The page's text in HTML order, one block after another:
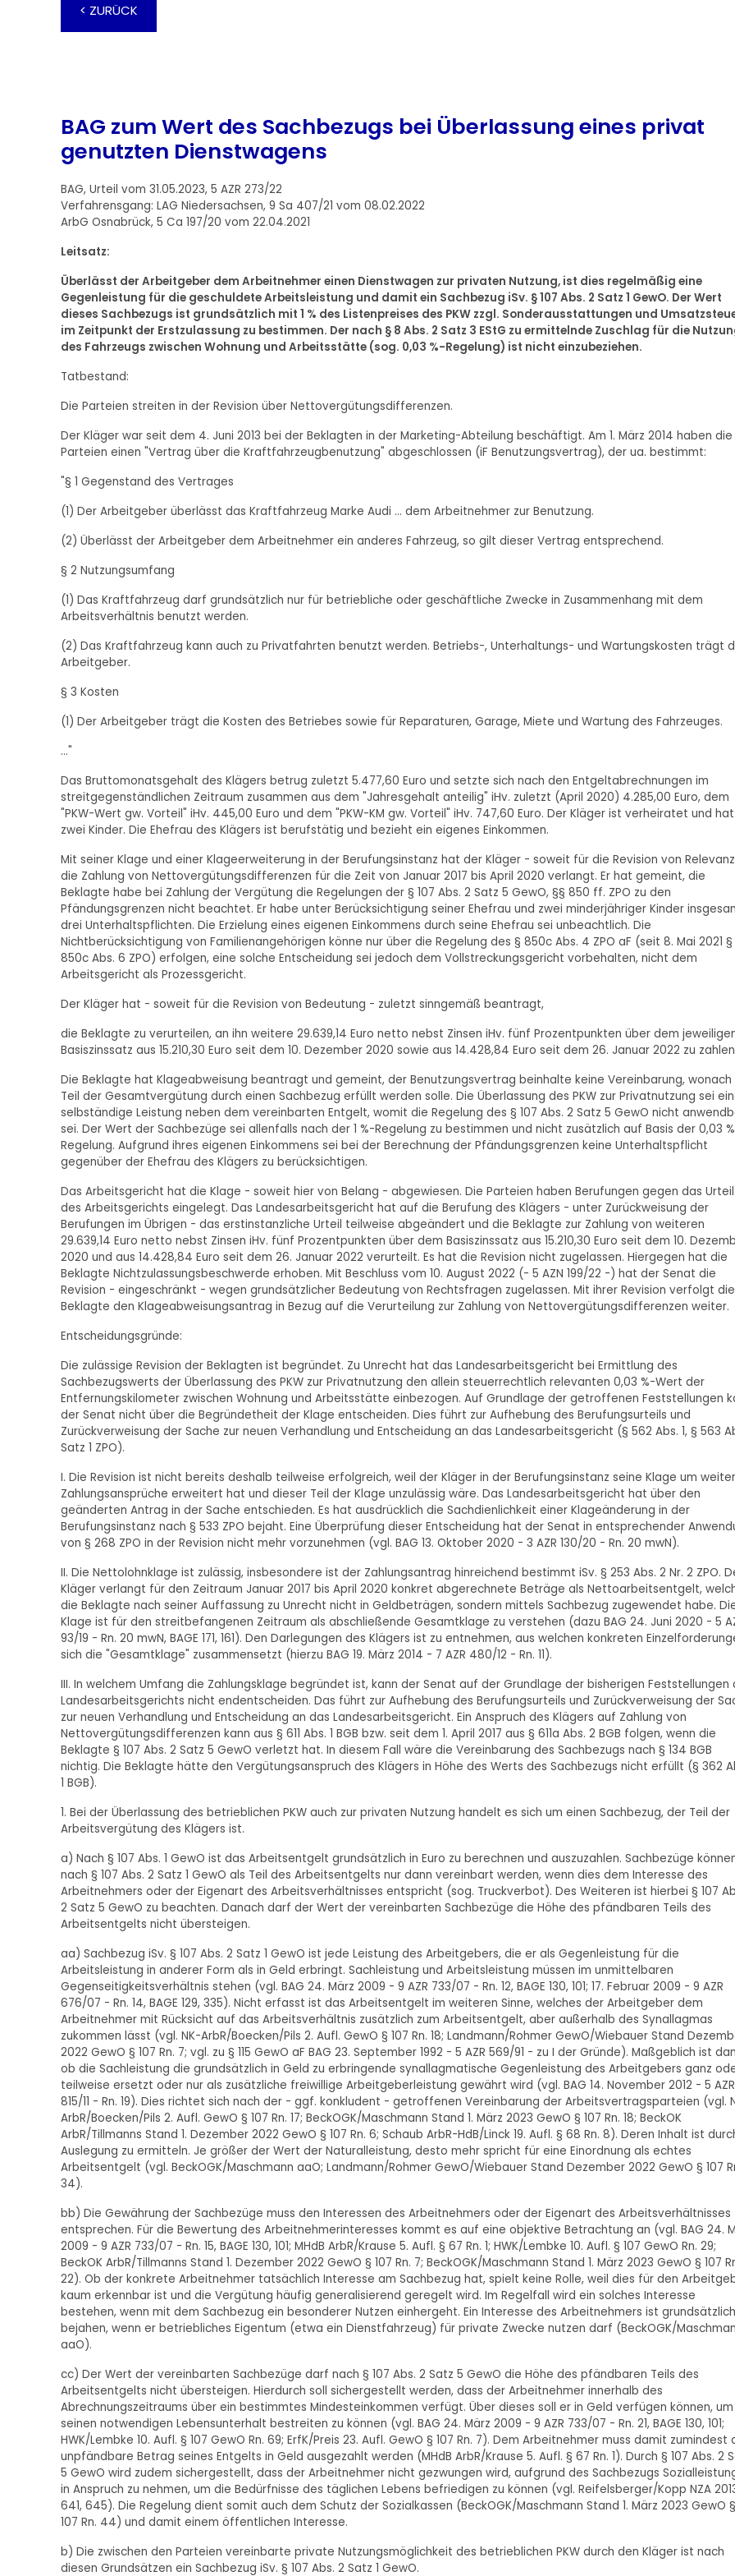
< ZURÜCK
BAG zum Wert des Sachbezugs bei Überlassung eines privat
genutzten Dienstwagens
BAG, Urteil vom 31.05.2023, 5 AZR 273/22
Verfahrensgang: LAG Niedersachsen, 9 Sa 407/21 vom 08.02.2022
ArbG Osnabrück, 5 Ca 197/20 vom 22.04.2021
Leitsatz:
Überlässt der Arbeitgeber dem Arbeitnehmer einen Dienstwagen zur privaten Nutzung, ist dies regelmäßig eine
Gegenleistung für die geschuldete Arbeitsleistung und damit ein Sachbezug iSv. § 107 Abs. 2 Satz 1 GewO. Der Wert
dieses Sachbezugs ist grundsätzlich mit 1 % des Listenpreises des PKW zzgl. Sonderausstattungen und
im Zeitpunkt der Erstzulassung zu bestimmen. Der nach § 8 Abs. 2 Satz 3 EStG zu ermittelnde Zuschlag für die
des Fahrzeugs zwischen Wohnung und Arbeitsstätte (sog. 0,03 %-Regelung) ist nicht einzubeziehen.
Tatbestand:
Die Parteien streiten in der Revision über Nettovergütungsdifferenzen.
Der Kläger war seit dem 4. Juni 2013 bei der Beklagten in der Marketing-Abteilung beschäftigt. Am 1. März 2014 haben die
Parteien einen "Vertrag über die Kraftfahrzeugbenutzung" abgeschlossen (iF Benutzungsvertrag), der ua. bestimmt:
"§ 1 Gegenstand des Vertrages
(1) Der Arbeitgeber überlässt das Kraftfahrzeug Marke Audi ... dem Arbeitnehmer zur Benutzung.
(2) Überlässt der Arbeitgeber dem Arbeitnehmer ein anderes Fahrzeug, so gilt dieser Vertrag entsprechend.
§ 2 Nutzungsumfang
(1) Das Kraftfahrzeug darf grundsätzlich nur für betriebliche oder geschäftliche Zwecke in Zusammenhang mit dem
Arbeitsverhältnis benutzt werden.
(2) Das Kraftfahrzeug kann auch zu Privatfahrten benutzt werden. Betriebs-, Unterhaltungs- und Wartungskosten trägt
Arbeitgeber.
§ 3 Kosten
(1) Der Arbeitgeber trägt die Kosten des Betriebes sowie für Reparaturen, Garage, Miete und Wartung des Fahrzeuges.
..."
Das Bruttomonatsgehalt des Klägers betrug zuletzt 5.477,60 Euro und setzte sich nach den Entgeltabrechnungen im
streitgegenständlichen Zeitraum zusammen aus dem "Jahresgehalt anteilig" iHv. zuletzt (April 2020) 4.285,00 Euro, dem
"PKW-Wert gw. Vorteil" iHv. 445,00 Euro und dem "PKW-KM gw. Vorteil" iHv. 747,60 Euro. Der Kläger ist verheiratet und hat
zwei Kinder. Die Ehefrau des Klägers ist berufstätig und bezieht ein eigenes Einkommen.
Mit seiner Klage und einer Klageerweiterung in der Berufungsinstanz hat der Kläger - soweit für die Revision von
die Zahlung von Nettovergütungsdifferenzen für die Zeit von Januar 2017 bis April 2020 verlangt. Er hat gemeint, die
Beklagte habe bei Zahlung der Vergütung die Regelungen der § 107 Abs. 2 Satz 5 GewO, §§ 850 ff. ZPO zu den
Pfändungsgrenzen nicht beachtet. Er habe unter Berücksichtigung seiner Ehefrau und zwei minderjähriger Kinder
drei Unterhaltspflichten. Die Erzielung eines eigenen Einkommens durch seine Ehefrau sei unbeachtlich. Die
Nichtberücksichtigung von Familienangehörigen könne nur über die Regelung des § 850c Abs. 4 ZPO aF (seit 8. Mai 2021 §
850c Abs. 6 ZPO) erfolgen, eine solche Entscheidung sei jedoch dem Vollstreckungsgericht vorbehalten, nicht dem
Arbeitsgericht als Prozessgericht.
Der Kläger hat - soweit für die Revision von Bedeutung - zuletzt sinngemäß beantragt,
die Beklagte zu verurteilen, an ihn weitere 29.639,14 Euro netto nebst Zinsen iHv. fünf Prozentpunkten über dem
Basiszinssatz aus 15.210,30 Euro seit dem 10. Dezember 2020 sowie aus 14.428,84 Euro seit dem 26. Januar 2022 zu
Die Beklagte hat Klageabweisung beantragt und gemeint, der Benutzungsvertrag beinhalte keine Vereinbarung, wonach
Teil der Gesamtvergütung durch einen Sachbezug erfüllt werden solle. Die Überlassung des PKW zur Privatnutzung sei
selbständige Leistung neben dem vereinbarten Entgelt, womit die Regelung des § 107 Abs. 2 Satz 5 GewO nicht
sei. Der Wert der Sachbezüge sei allenfalls nach der 1 %-Regelung zu bestimmen und nicht zusätzlich auf Basis der 0,03
Regelung. Aufgrund ihres eigenen Einkommens sei bei der Berechnung der Pfändungsgrenzen keine Unterhaltspflicht
gegenüber der Ehefrau des Klägers zu berücksichtigen.
Das Arbeitsgericht hat die Klage - soweit hier von Belang - abgewiesen. Die Parteien haben Berufungen gegen das Urteil
des Arbeitsgerichts eingelegt. Das Landesarbeitsgericht hat auf die Berufung des Klägers - unter Zurückweisung der
Berufungen im Übrigen - das erstinstanzliche Urteil teilweise abgeändert und die Beklagte zur Zahlung von weiteren
29.639,14 Euro netto nebst Zinsen iHv. fünf Prozentpunkten über dem Basiszinssatz aus 15.210,30 Euro seit dem 10.
2020 und aus 14.428,84 Euro seit dem 26. Januar 2022 verurteilt. Es hat die Revision nicht zugelassen. Hiergegen hat die
Beklagte Nichtzulassungsbeschwerde erhoben. Mit Beschluss vom 10. August 2022 (- 5 AZN 199/22 -) hat der Senat die
Revision - eingeschränkt - wegen grundsätzlicher Bedeutung von Rechtsfragen zugelassen. Mit ihrer Revision verfolgt die
Beklagte den Klageabweisungsantrag in Bezug auf die Verurteilung zur Zahlung von Nettovergütungsdifferenzen weiter.
Entscheidungsgründe:
Die zulässige Revision der Beklagten ist begründet. Zu Unrecht hat das Landesarbeitsgericht bei Ermittlung des
Sachbezugswerts der Überlassung des PKW zur Privatnutzung den allein steuerrechtlich relevanten 0,03 %-Wert der
Entfernungskilometer zwischen Wohnung und Arbeitsstätte einbezogen. Auf Grundlage der getroffenen Feststellungen
der Senat nicht über die Begründetheit der Klage entscheiden. Dies führt zur Aufhebung des Berufungsurteils und
Zurückverweisung der Sache zur neuen Verhandlung und Entscheidung an das Landesarbeitsgericht (§ 562 Abs. 1, § 563
Satz 1 ZPO).
I. Die Revision ist nicht bereits deshalb teilweise erfolgreich, weil der Kläger in der Berufungsinstanz seine Klage um
Zahlungsansprüche erweitert hat und dieser Teil der Klage unzulässig wäre. Das Landesarbeitsgericht hat über den
geänderten Antrag in der Sache entschieden. Es hat ausdrücklich die Sachdienlichkeit einer Klageänderung in der
Berufungsinstanz nach § 533 ZPO bejaht. Eine Überprüfung dieser Entscheidung hat der Senat in entsprechender
von § 268 ZPO in der Revision nicht mehr vorzunehmen (vgl. BAG 13. Oktober 2020 - 3 AZR 130/20 - Rn. 20 mwN).
II. Die Nettolohnklage ist zulässig, insbesondere ist der Zahlungsantrag hinreichend bestimmt iSv. § 253 Abs. 2 Nr. 2 ZPO.
Kläger verlangt für den Zeitraum Januar 2017 bis April 2020 konkret abgerechnete Beträge als Nettoarbeitsentgelt,
die Beklagte nach seiner Auffassung zu Unrecht nicht in Geldbeträgen, sondern mittels Sachbezug zugewendet habe.
Klage ist für den streitbefangenen Zeitraum als abschließende Gesamtklage zu verstehen (dazu BAG 24. Juni 2020 - 5
93/19 - Rn. 20 mwN, BAGE 171, 161). Den Darlegungen des Klägers ist zu entnehmen, aus welchen konkreten
sich die "Gesamtklage" zusammensetzt (hierzu BAG 19. März 2014 - 7 AZR 480/12 - Rn. 11).
III. In welchem Umfang die Zahlungsklage begründet ist, kann der Senat auf der Grundlage der bisherigen Feststellungen
Landesarbeitsgerichts nicht endentscheiden. Das führt zur Aufhebung des Berufungsurteils und Zurückverweisung der
zur neuen Verhandlung und Entscheidung an das Landesarbeitsgericht. Ein Anspruch des Klägers auf Zahlung von
Nettovergütungsdifferenzen kann aus § 611 Abs. 1 BGB bzw. seit dem 1. April 2017 aus § 611a Abs. 2 BGB folgen, wenn die
Beklagte § 107 Abs. 2 Satz 5 GewO verletzt hat. In diesem Fall wäre die Vereinbarung des Sachbezugs nach § 134 BGB
nichtig. Die Beklagte hätte den Vergütungsanspruch des Klägers in Höhe des Werts des Sachbezugs nicht erfüllt (§ 362
1 BGB).
1. Bei der Überlassung des betrieblichen PKW auch zur privaten Nutzung handelt es sich um einen Sachbezug, der Teil der
Arbeitsvergütung des Klägers ist.
a) Nach § 107 Abs. 1 GewO ist das Arbeitsentgelt grundsätzlich in Euro zu berechnen und auszuzahlen. Sachbezüge
nach § 107 Abs. 2 Satz 1 GewO als Teil des Arbeitsentgelts nur dann vereinbart werden, wenn dies dem Interesse des
Arbeitnehmers oder der Eigenart des Arbeitsverhältnisses entspricht (sog. Truckverbot). Des Weiteren ist hierbei § 107
2 Satz 5 GewO zu beachten. Danach darf der Wert der vereinbarten Sachbezüge die Höhe des pfändbaren Teils des
Arbeitsentgelts nicht übersteigen.
aa) Sachbezug iSv. § 107 Abs. 2 Satz 1 GewO ist jede Leistung des Arbeitgebers, die er als Gegenleistung für die
Arbeitsleistung in anderer Form als in Geld erbringt. Sachleistung und Arbeitsleistung müssen im unmittelbaren
Gegenseitigkeitsverhältnis stehen (vgl. BAG 24. März 2009 - 9 AZR 733/07 - Rn. 12, BAGE 130, 101; 17. Februar 2009 - 9 AZR
676/07 - Rn. 14, BAGE 129, 335). Nicht erfasst ist das Arbeitsentgelt im weiteren Sinne, welches der Arbeitgeber dem
Arbeitnehmer mit Rücksicht auf das Arbeitsverhältnis zusätzlich zum Arbeitsentgelt, aber außerhalb des Synallagmas
zukommen lässt (vgl. NK-ArbR/Boecken/Pils 2. Aufl. GewO § 107 Rn. 18; Landmann/Rohmer GewO/Wiebauer Stand
2022 GewO § 107 Rn. 7; vgl. zu § 115 GewO aF BAG 23. September 1992 - 5 AZR 569/91 - zu I der Gründe). Maßgeblich ist
ob die Sachleistung die grundsätzlich in Geld zu erbringende synallagmatische Gegenleistung des Arbeitgebers ganz
teilweise ersetzt oder nur als zusätzliche freiwillige Arbeitgeberleistung gewährt wird (vgl. BAG 14. November 2012 - 5 AZR
815/11 - Rn. 19). Dies richtet sich nach der - ggf. konkludent - getroffenen Vereinbarung der Arbeitsvertragsparteien (vgl.
ArbR/Boecken/Pils 2. Aufl. GewO § 107 Rn. 17; BeckOGK/Maschmann Stand 1. März 2023 GewO § 107 Rn. 18; BeckOK
ArbR/Tillmanns Stand 1. Dezember 2022 GewO § 107 Rn. 6; Schaub ArbR-HdB/Linck 19. Aufl. § 68 Rn. 8). Deren Inhalt ist
Auslegung zu ermitteln. Je größer der Wert der Naturalleistung, desto mehr spricht für eine Einordnung als echtes
Arbeitsentgelt (vgl. BeckOGK/Maschmann aaO; Landmann/Rohmer GewO/Wiebauer Stand Dezember 2022 GewO § 107
34).
bb) Die Gewährung der Sachbezüge muss den Interessen des Arbeitnehmers oder der Eigenart des Arbeitsverhältnisses
entsprechen. Für die Bewertung des Arbeitnehmerinteresses kommt es auf eine objektive Betrachtung an (vgl. BAG 24.
2009 - 9 AZR 733/07 - Rn. 15, BAGE 130, 101; MHdB ArbR/Krause 5. Aufl. § 67 Rn. 1; HWK/Lembke 10. Aufl. § 107 GewO Rn. 29;
BeckOK ArbR/Tillmanns Stand 1. Dezember 2022 GewO § 107 Rn. 7; BeckOGK/Maschmann Stand 1. März 2023 GewO § 107
22). Ob der konkrete Arbeitnehmer tatsächlich Interesse am Sachbezug hat, spielt keine Rolle, weil dies für den
kaum erkennbar ist und die Vergütung häufig generalisierend geregelt wird. Im Regelfall wird ein solches Interesse
bestehen, wenn mit dem Sachbezug ein besonderer Nutzen einhergeht. Ein Interesse des Arbeitnehmers ist
bejahen, wenn er betriebliches Eigentum (etwa ein Dienstfahrzeug) für private Zwecke nutzen darf (BeckOGK/
aaO).
cc) Der Wert der vereinbarten Sachbezüge darf nach § 107 Abs. 2 Satz 5 GewO die Höhe des pfändbaren Teils des
Arbeitsentgelts nicht übersteigen. Hierdurch soll sichergestellt werden, dass der Arbeitnehmer innerhalb des
Abrechnungszeitraums über ein bestimmtes Mindesteinkommen verfügt. Über dieses soll er in Geld verfügen können, um
seinen notwendigen Lebensunterhalt bestreiten zu können (vgl. BAG 24. März 2009 - 9 AZR 733/07 - Rn. 21, BAGE 130, 101;
HWK/Lembke 10. Aufl. § 107 GewO Rn. 69; ErfK/Preis 23. Aufl. GewO § 107 Rn. 7). Dem Arbeitnehmer muss damit zumindest
unpfändbare Betrag seines Entgelts in Geld ausgezahlt werden (MHdB ArbR/Krause 5. Aufl. § 67 Rn. 1). Durch § 107 Abs. 2
5 GewO wird zudem sichergestellt, dass der Arbeitnehmer nicht gezwungen wird, aufgrund des Sachbezugs
in Anspruch zu nehmen, um die Bedürfnisse des täglichen Lebens befriedigen zu können (vgl. Reifelsberger/Kopp NZA
641, 645). Die Regelung dient somit auch dem Schutz der Sozialkassen (BeckOGK/Maschmann Stand 1. März 2023 GewO §
107 Rn. 44) und damit einem öffentlichen Interesse.
b) Die zwischen den Parteien vereinbarte private Nutzungsmöglichkeit des betrieblichen PKW durch den Kläger ist nach
diesen Grundsätzen ein Sachbezug iSv. § 107 Abs. 2 Satz 1 GewO.